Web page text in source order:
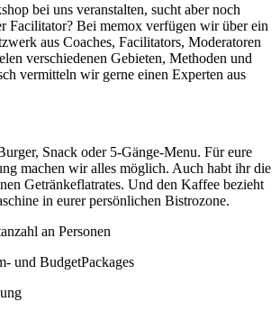
bei uns veranstalten, sucht aber noch
Facilitator? Bei memox verfügen wir über ein
aus Coaches, Facilitators, Moderatoren
verschiedenen Gebieten, Methoden und
vermitteln wir gerne einen Experten aus
Snack oder 5-Gänge-Menu. Für eure
machen wir alles möglich. Auch habt ihr die
Getränkeflatrates. Und den Kaffee bezieht
in eurer persönlichen Bistrozone.
an Personen
und BudgetPackages